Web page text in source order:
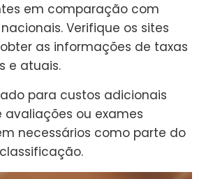
em comparação com
Verifique os sites
as informações de taxas
e atuais.
para custos adicionais
avaliações ou exames
necessários como parte do